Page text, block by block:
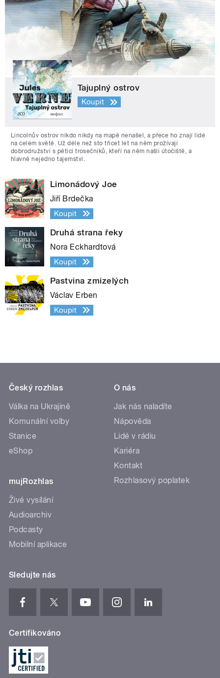
Tajuplný ostrov
Koupit
Lincolnův ostrov nikdo nikdy na mapě nenašel, a přece ho znají lidé
na celém světě. Už déle než sto třicet let na něm prožívají
dobrodružství s pěticí trosečníků, kteří na něm našli útočiště, a
hlavně nejedno tajemství.
Limonádový Joe
Jiří Brdečka
Koupit
Druhá strana řeky
Nora Eckhardtová
Koupit
Pastvina zmizelých
Václav Erben
Koupit
Český rozhlas
Válka na Ukrajině
Komunální volby
Stanice
eShop
mujRozhlas
Živé vysílání
Audioarchiv
Podcasty
Mobilní aplikace
O nás
Jak nás naladíte
Nápověda
Lidé v rádiu
Kariéra
Kontakt
Rozhlasový poplatek
Sledujte nás
Certifikováno